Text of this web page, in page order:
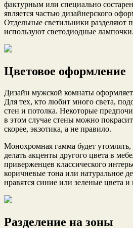
фактурным или специально
является частью дизайнерского
Отдельные светильники разделяют
используют светодиодные лампочки.
Цветовое оформление
Дизайн мужской комнаты
Для тех, кто любит много света,
стен и потолка. Некоторые
в этом случае стены можно
скорее, экзотика, а не правило.
Монохромная гамма будет утомлять,
делать акценты другого цвета в
приверженцев классического
коричневые тона или натуральное
нравятся синие или зеленые цвета и
Разделение на зоны